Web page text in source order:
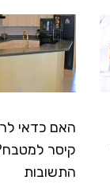
האם כדאי
קיסר
התשובות